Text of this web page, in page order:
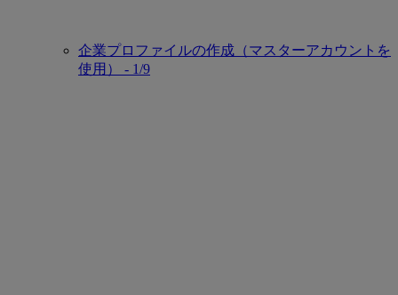
企業プロファイルの作成（マスターアカウントを
使用） - 1/9